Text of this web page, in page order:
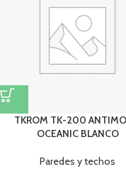
TKROM TK-200
OCEANIC BLANCO
Paredes y techos